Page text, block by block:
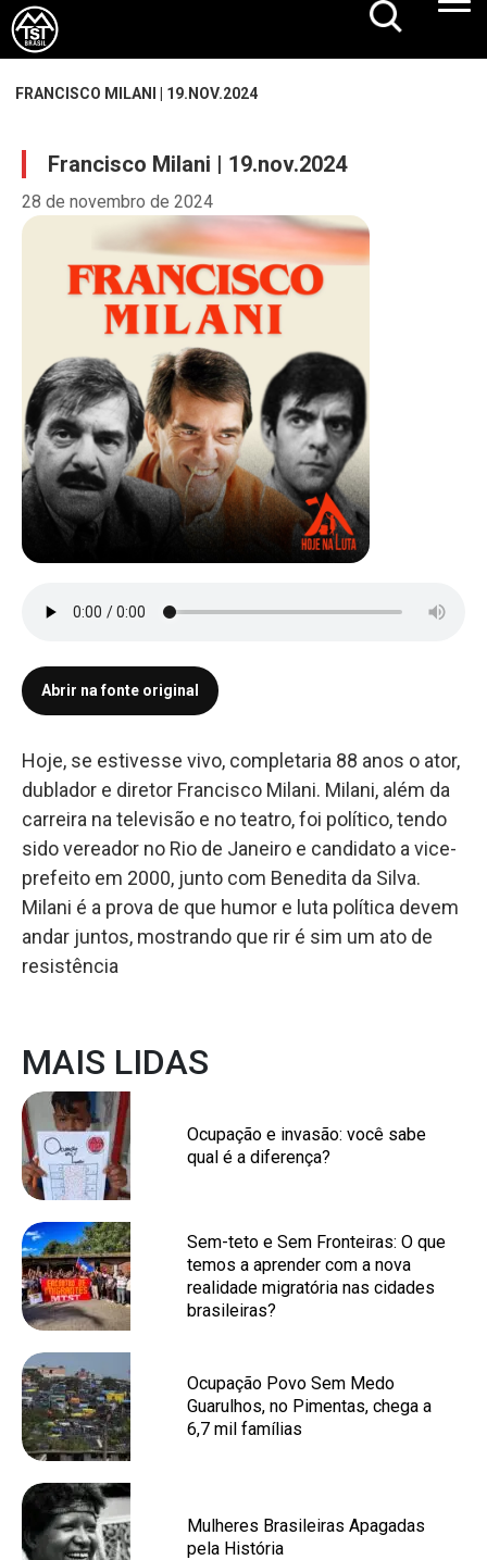
FRANCISCO MILANI | 19.NOV.2024
Francisco Milani | 19.nov.2024
28 de novembro de 2024
Abrir na fonte original
Hoje, se estivesse vivo, completaria 88 anos o ator,
dublador e diretor Francisco Milani. Milani, além da
carreira na televisão e no teatro, foi político, tendo
sido vereador no Rio de Janeiro e candidato a vice-
prefeito em 2000, junto com Benedita da Silva.
Milani é a prova de que humor e luta política devem
andar juntos, mostrando que rir é sim um ato de
resistência
MAIS LIDAS
Ocupação e invasão: você sabe
qual é a diferença?
Sem-teto e Sem Fronteiras: O que
temos a aprender com a nova
realidade migratória nas cidades
brasileiras?
Ocupação Povo Sem Medo
Guarulhos, no Pimentas, chega a
6,7 mil famílias
Mulheres Brasileiras Apagadas
pela História